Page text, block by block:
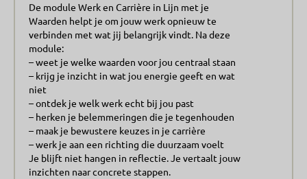
De module Werk en Carrière in Lijn met je
Waarden helpt je om jouw werk opnieuw te
verbinden met wat jij belangrijk vindt. Na deze
module:
– weet je welke waarden voor jou centraal staan
– krijg je inzicht in wat jou energie geeft en wat
niet
– ontdek je welk werk echt bij jou past
– herken je belemmeringen die je tegenhouden
– maak je bewustere keuzes in je carrière
– werk je aan een richting die duurzaam voelt
Je blijft niet hangen in reflectie. Je vertaalt jouw
inzichten naar concrete stappen.